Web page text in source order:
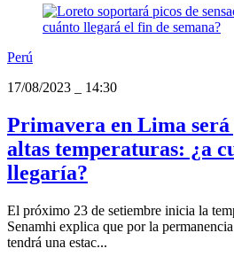
Perú
17/08/2023
14:30
Primavera en Lima será
altas temperaturas: ¿a
llegaría?
El próximo 23 de setiembre inicia la
Senamhi explica que por la
tendrá una estac...